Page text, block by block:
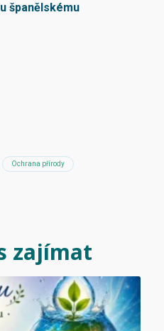
španělskému
Ochrana přírody
zajímat